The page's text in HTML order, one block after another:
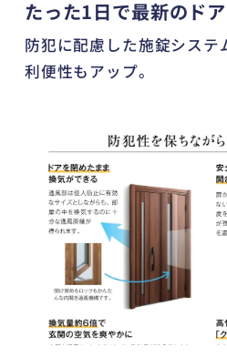
たった1日で最新のドア
防犯に配慮した施錠システ
利便性もアップ。